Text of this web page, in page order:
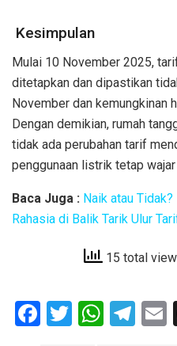
Kesimpulan
Mulai 10 November 2025,
ditetapkan dan dipastikan
November dan kemungkinan
Dengan demikian, rumah
tidak ada perubahan tarif
penggunaan listrik tetap
Baca Juga : Naik atau
Rahasia di Balik Tarik Ulur
15 total
F
T
W T